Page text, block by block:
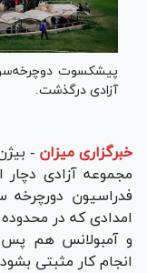
پیشکسوت
آزادی درگذشت.
خبرگزاری میزان -
مجموعه آزادی
فدراسیون دورچرخه
امدادی که در
و آمبولانس هم پس
انجام کار مثبتی